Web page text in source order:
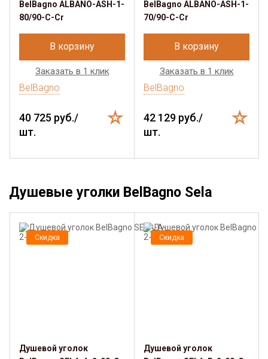
BelBagno ALBANO-ASH-1-
80/90-C-Cr
В корзину
Заказать в 1 клик
BelBagno
40 725 руб./
шт.
BelBagno ALBANO-ASH-1-
70/90-C-Cr
В корзину
Заказать в 1 клик
BelBagno
42 129 руб./
шт.
Душевые уголки BelBagno Sela
Скидка
Душевой уголок
Скидка
Душевой уголок